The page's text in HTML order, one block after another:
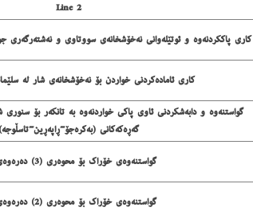
Line 2
كاری پاككردنه‌وه‌ و ئوتێله‌وانی نه‌خۆشخانه‌ی سووتاوی و نه‌شته‌رگه‌ری
كاری ئاماده‌كردنی خواردن بۆ نه‌خۆشخانه‌ی شار له‌
گواستنه‌وه‌ و دابه‌شكردنی ئاوی پاكی خواردنه‌وه‌ به‌ تانكه‌ر بۆ
گه‌ڕه‌كه‌كانی (به‌كره‌جۆ-ڕاپه‌ڕین-تاسڵوجه‌)
گواستنه‌وه‌ی خۆراك بۆ محوه‌ری (3) ده‌ره‌وه‌ی شار
گواستنه‌وه‌ی خۆراك بۆ محوه‌ری (2) ده‌ره‌وه‌ی شار